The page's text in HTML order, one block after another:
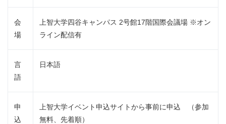
会
場
上智大学四谷キャンパス 2号館17階国際会議場 ※オン
ライン配信有
言
語
日本語
申
込
上智大学イベント申込サイトから事前に申込 （参加
無料、先着順）